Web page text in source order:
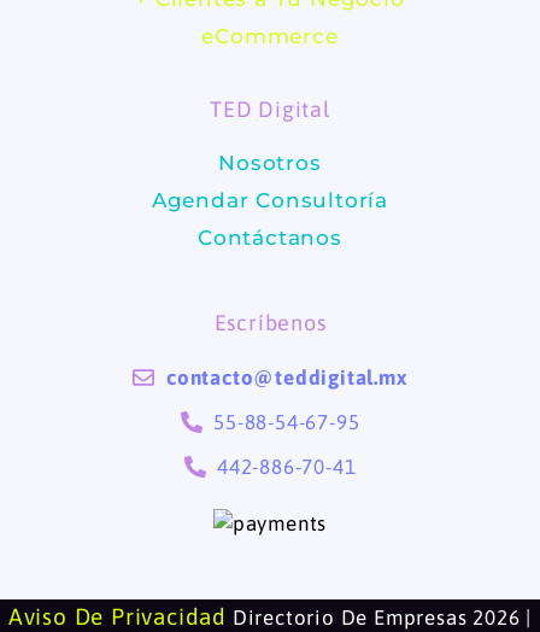
b
o
k
a
r
a
m
eCommerce
TED Digital
Nosotros
Agendar Consultoría
Contáctanos
Escríbenos
contacto@teddigital.mx
55-88-54-67-95
442-886-70-41
Aviso De Privacidad Directorio De Empresas 2026 |